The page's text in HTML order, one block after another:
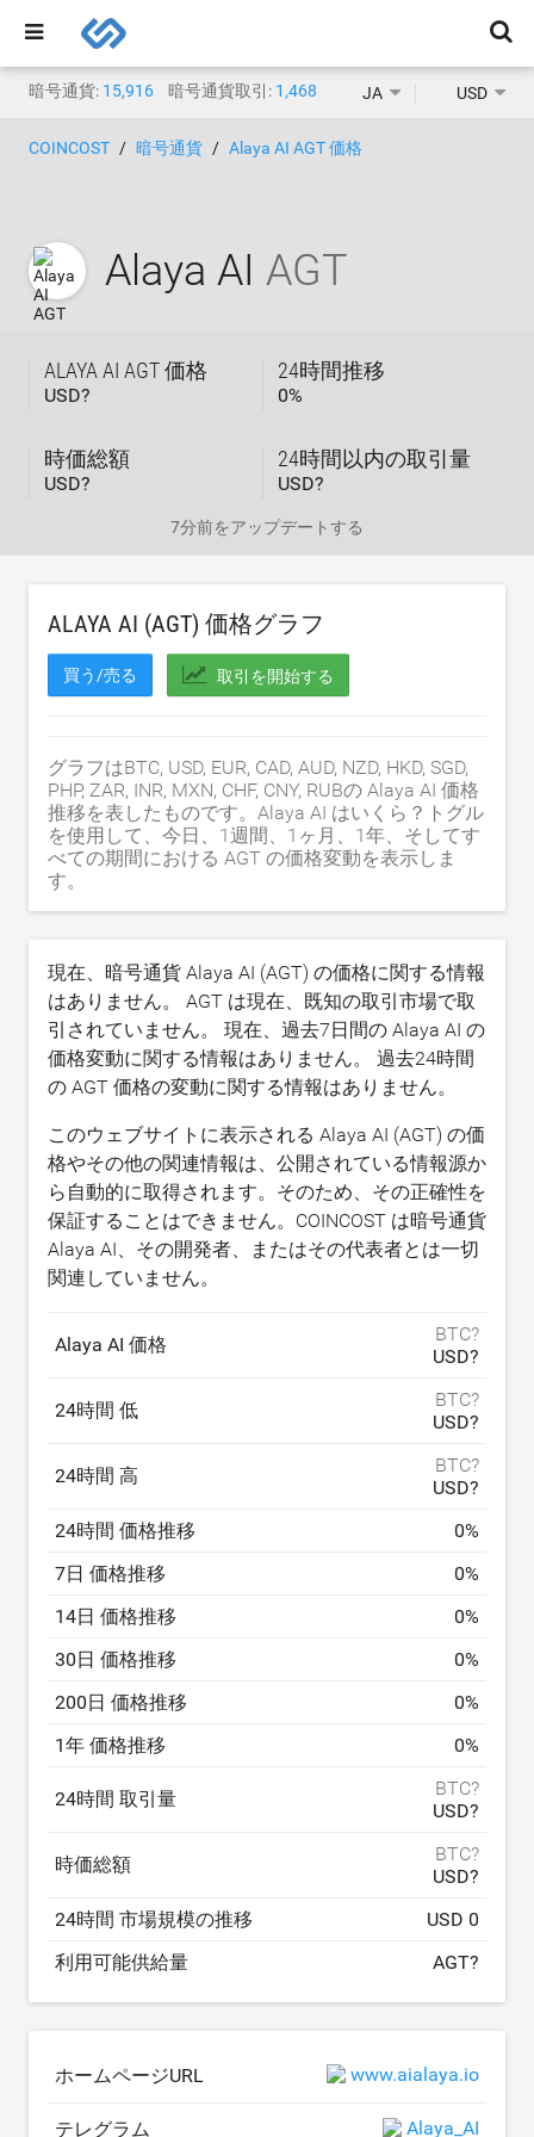
暗号通貨: 15,916 暗号通貨取引: 1,468 JA USD
COINCOST 暗号通貨 Alaya AI AGT 価格
Alaya AI AGT
ALAYA AI AGT 価格
USD?
24時間推移
0%
時価総額
USD?
24時間以内の取引量
USD?
7分前をアップデートする
ALAYA AI (AGT) 価格グラフ
買う/売る 取引を開始する
グラフはBTC, USD, EUR, CAD, AUD, NZD, HKD, SGD,
PHP, ZAR, INR, MXN, CHF, CNY, RUBの Alaya AI 価格
推移を表したものです。Alaya AI はいくら？トグル
を使用して、今日、1週間、1ヶ月、1年、そしてす
べての期間における AGT の価格変動を表示しま
す。
現在、暗号通貨 Alaya AI (AGT) の価格に関する情報
はありません。 AGT は現在、既知の取引市場で取
引されていません。 現在、過去7日間の Alaya AI の
価格変動に関する情報はありません。 過去24時間
の AGT 価格の変動に関する情報はありません。
このウェブサイトに表示される Alaya AI (AGT) の価
格やその他の関連情報は、公開されている情報源か
ら自動的に取得されます。そのため、その正確性を
保証することはできません。COINCOST は暗号通貨
Alaya AI、その開発者、またはその代表者とは一切
関連していません。
Alaya AI 価格
BTC?
USD?
24時間 低
BTC?
USD?
24時間 高
BTC?
USD?
24時間 価格推移
0%
7日 価格推移
0%
14日 価格推移
0%
30日 価格推移
0%
200日 価格推移
0%
1年 価格推移
0%
24時間 取引量
BTC?
USD?
時価総額
BTC?
USD?
24時間 市場規模の推移
USD 0
利用可能供給量
AGT?
ホームページURL www.aialaya.io
テレグラム Alaya_AI